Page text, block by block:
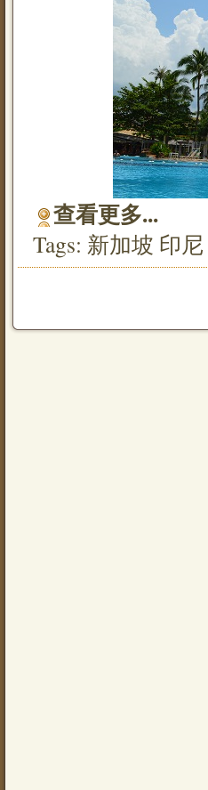
查看更多...
Tags: 新加坡 印尼